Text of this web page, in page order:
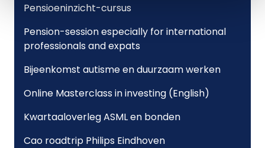
Pensioeninzicht-cursus
Pension-session especially for international
professionals and expats
Bijeenkomst autisme en duurzaam werken
Online Masterclass in investing (English)
Kwartaaloverleg ASML en bonden
Cao roadtrip Philips Eindhoven